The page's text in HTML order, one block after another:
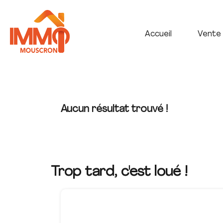
Accueil Vente
Aucun résultat trouvé !
Trop tard, c'est loué !